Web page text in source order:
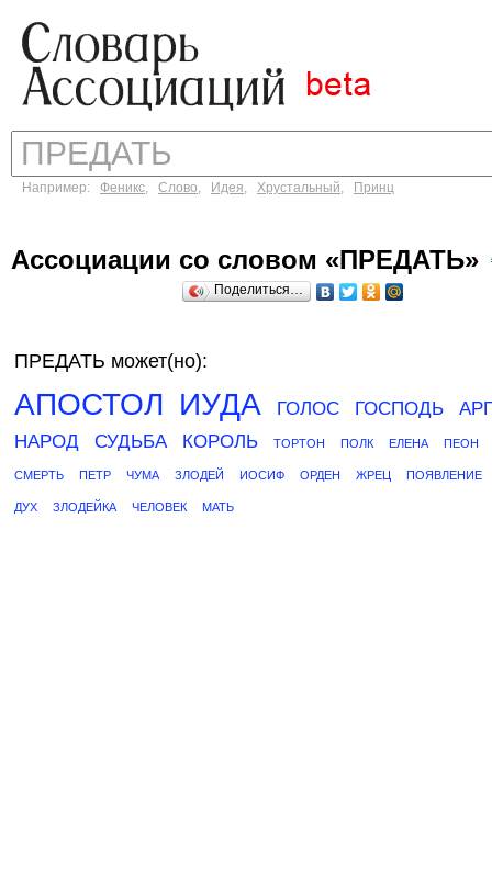
Например: Феникс, Слово, Идея, Хрустальный, Принц
Ассоциации со словом «ПРЕДАТЬ»
Поделиться…
ПРЕДАТЬ может(но):
АПОСТОЛ ИУДА ГОЛОС ГОСПОДЬ
НАРОД
СУДЬБА КОРОЛЬ ТОРТОН ПОЛК ЕЛЕНА ПЕОН
СМЕРТЬ ПЕТР ЧУМА ЗЛОДЕЙ ИОСИФ ОРДЕН ЖРЕЦ ПОЯВЛЕНИЕ
ДУХ ЗЛОДЕЙКА ЧЕЛОВЕК МАТЬ